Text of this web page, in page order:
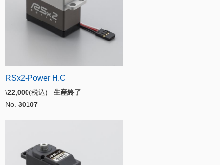
RSx2-Power H.C
\22,000(税込) 生産終了
No. 30107